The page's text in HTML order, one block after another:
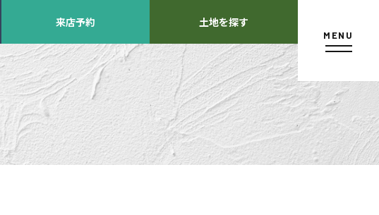
来店予約 土地を探す
MENU